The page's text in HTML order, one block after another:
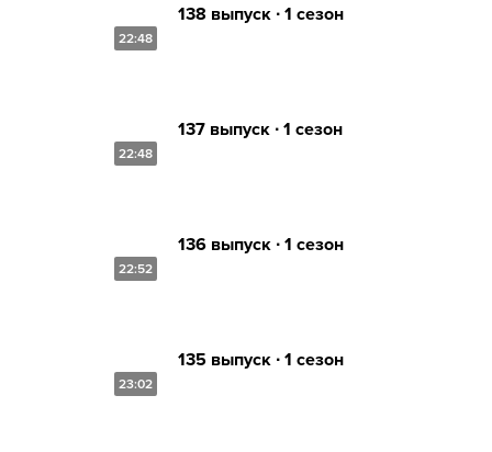
22:48
138 выпуск ∙ 1 сезон
22:48
137 выпуск ∙ 1 сезон
22:52
136 выпуск ∙ 1 сезон
23:02
135 выпуск ∙ 1 сезон